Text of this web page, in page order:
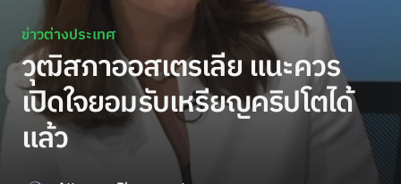
ข่าวต่างประเทศ
วุฒิสภาออสเตรเลีย แนะควร
เปิดใจยอมรับเหรียญคริปโตได้
แล้ว